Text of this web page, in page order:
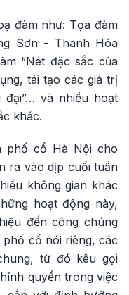
đàm như: Tọa đàm
Sơn - Thanh Hóa
“Nét đặc sắc của
tái tạo các giá trị
và nhiều hoạt
khác.
phố cổ Hà Nội cho
ra vào dịp cuối tuần
không gian khác
hoạt động này,
đến công chúng
phố cổ nói riêng, các
từ đó kêu gọi
quyền trong việc